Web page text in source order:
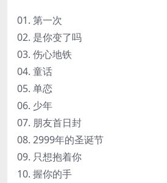
01. 第一次
02. 是你变了吗
03. 伤心地铁
04. 童话
05. 单恋
06. 少年
07. 朋友首日封
08. 2999年的圣诞节
09. 只想抱着你
10. 握你的手